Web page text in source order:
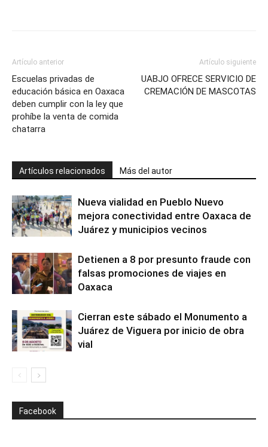
Artículo anterior
Escuelas privadas de
educación básica en Oaxaca
deben cumplir con la ley que
prohíbe la venta de comida
chatarra
Artículo siguiente
UABJO OFRECE SERVICIO DE
CREMACIÓN DE MASCOTAS
Artículos relacionados Más del autor
Nueva vialidad en Pueblo Nuevo
mejora conectividad entre Oaxaca de
Juárez y municipios vecinos
Detienen a 8 por presunto fraude con
falsas promociones de viajes en
Oaxaca
Cierran este sábado el Monumento a
Juárez de Viguera por inicio de obra
vial
Facebook